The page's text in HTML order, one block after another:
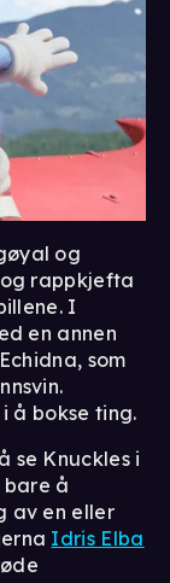
og
rappkjefta
I
en annen
som
å bokse ting.
se Knuckles i
å
av en eller
Idris Elba